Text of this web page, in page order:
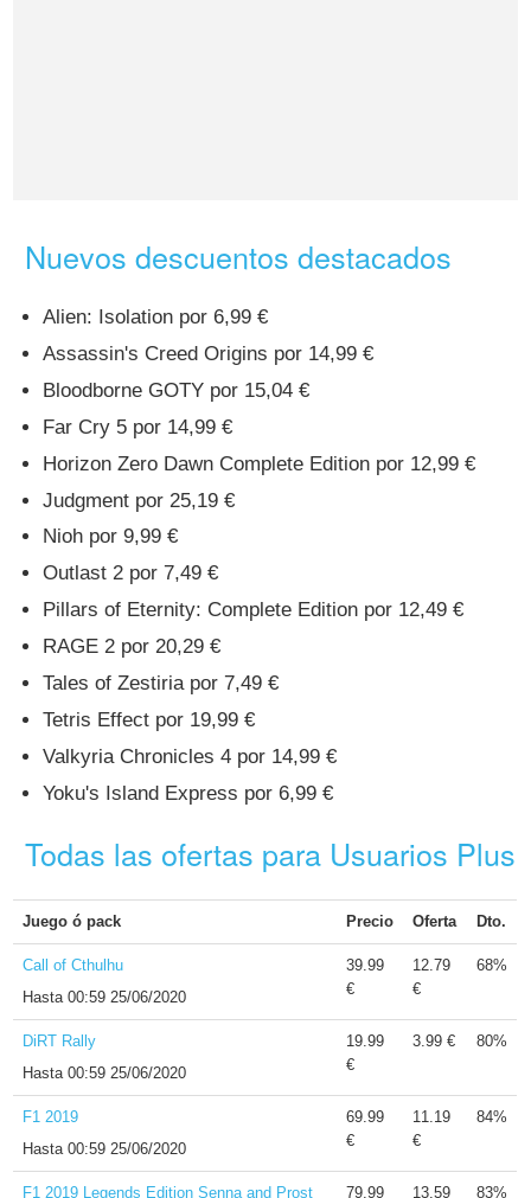
Nuevos descuentos destacados
Alien: Isolation por 6,99 €
Assassin's Creed Origins por 14,99 €
Bloodborne GOTY por 15,04 €
Far Cry 5 por 14,99 €
Horizon Zero Dawn Complete Edition por 12,99 €
Judgment por 25,19 €
Nioh por 9,99 €
Outlast 2 por 7,49 €
Pillars of Eternity: Complete Edition por 12,49 €
RAGE 2 por 20,29 €
Tales of Zestiria por 7,49 €
Tetris Effect por 19,99 €
Valkyria Chronicles 4 por 14,99 €
Yoku's Island Express por 6,99 €
Todas las ofertas para Usuarios Plus
Juego ó pack Precio Oferta Dto.
Call of Cthulhu
Hasta00:59 25/06/2020
39.99
€
12.79
€
68%
DiRT Rally
Hasta00:59 25/06/2020
19.99
€
3.99 € 80%
F1 2019
Hasta00:59 25/06/2020
69.99
€
11.19
€
84%
F1 2019 Legends Edition Senna and Prost 79.99 13.59 83%